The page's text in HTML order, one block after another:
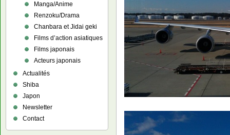
Manga/Anime
Renzoku/Drama
Chanbara et Jidai geki
Films d’action asiatiques
Films japonais
Acteurs japonais
Actualités
Shiba
Japon
Newsletter
Contact